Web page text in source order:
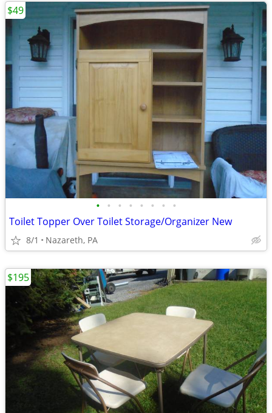
• • • • • • • •
Toilet Topper Over Toilet Storage/Organizer New
8/1 Nazareth, PA
$49
$195